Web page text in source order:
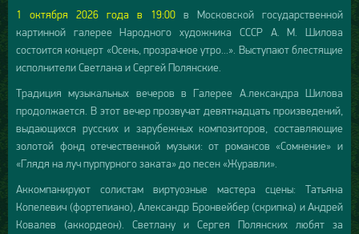
1 октября 2026 года в 19:00 в Московской государственной
картинной галерее Народного художника СССР А. М. Шилова
состоится концерт «Осень, прозрачное утро...». Выступают блестящие
исполнители Светлана и Сергей Полянские.
Традиция музыкальных вечеров в Галерее А.лександра Шилова
продолжается. В этот вечер прозвучат девятнадцать произведений,
выдающихся русских и зарубежных композиторов, составляющие
золотой фонд отечественной музыки: от романсов «Сомнение» и
«Глядя на луч пурпурного заката» до песен «Журавли».
Аккомпанируют солистам виртуозные мастера сцены: Татьяна
Копелевич (фортепиано), Александр Бронвейбер (скрипка) и Андрей
Ковалев (аккордеон). Светлану и Сергея Полянских любят за